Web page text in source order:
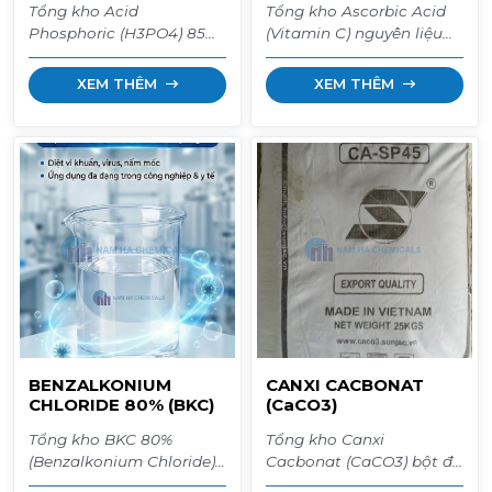
Tổng kho Acid
Phosphoric (H3PO4) 85%
chuẩn Food Grade. Axit
thực phẩm E338, chất tẩy
gỉ sét kim loại, nguyên
nước. Hàng sẵn Can
35kg. Giao hàng toàn
quốc.
XEM THÊM
Tổng kho Ascorbic Acid
(Vitamin C) nguyên liệu
thủy sản. Giúp tôm cá
chống sốc, tăng sức đề
kháng, giảm tỷ lệ chết và
Hàng thùng 25kg giá sỉ
tốt nhất. Giao hàng toàn
quốc.
XEM THÊM
BENZALKONIUM
CHLORIDE 80% (BKC)
Tổng kho BKC 80%
(Benzalkonium Chloride)
nhập khẩu Anh/Mỹ/Trung
CANXI CACBONAT
(CaCO3)
Tổng kho Canxi
Cacbonat (CaCO3) bột đá
siêu mịn. Nguyên liệu